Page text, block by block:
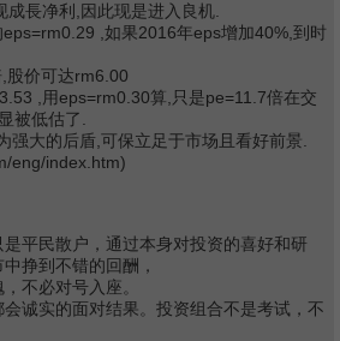
長净利,因此现是进入良机.
,如果2016年eps增加40%,到时
股价可达rm6.00
,用eps=rm0.30算,只是pe=11.7倍在交
被低估了.
强大的后盾,可保立足于市场且看好前景.
eng/index.htm)
平民散户，通过本身对投资的喜好和研
挣到不错的回酬，
不必对号入座。
诚实的面对结果。投资组合不是考试，不